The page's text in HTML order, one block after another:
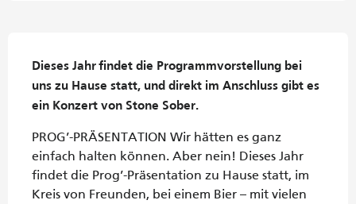
Dieses Jahr findet die Programmvorstellung bei
uns zu Hause statt, und direkt im Anschluss gibt es
ein Konzert von Stone Sober.
PROG’-PRÄSENTATION Wir hätten es ganz
einfach halten können. Aber nein! Dieses Jahr
findet die Prog’-Präsentation zu Hause statt, im
Kreis von Freunden, bei einem Bier – mit vielen